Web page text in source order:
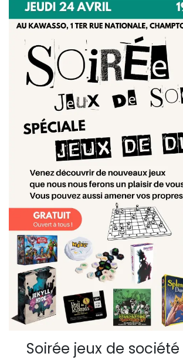
Soirée jeux de